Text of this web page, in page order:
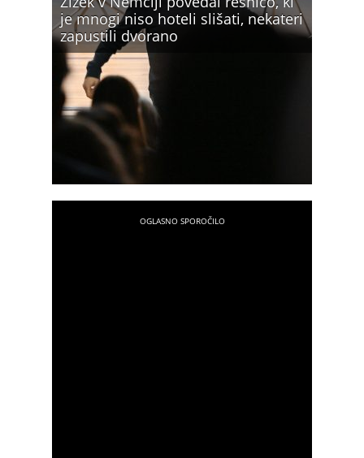
je mnogi niso hoteli slišati, nekateri
zapustili dvorano